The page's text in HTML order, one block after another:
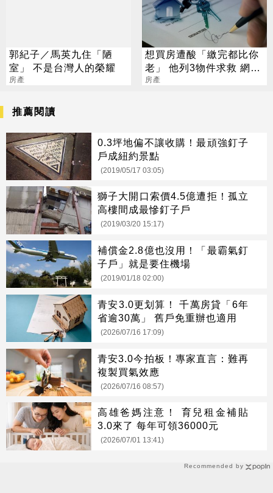
郭紀子／馬英九住「陋
室」 不是台灣人的榮耀
房產
想買房遭酸「繳完都比你
老」 他列3物件求救 網嚇
退：全是坑
房產
Recommended by
推薦閱讀
0.3坪地偏不讓收購！最頑強釘子
戶成紐約景點
(2019/05/17 03:05)
獅子大開口索價4.5億遭拒！孤立
高樓間成最慘釘子戶
(2019/03/20 15:17)
補償金2.8億也沒用！「最霸氣釘
子戶」就是要住機場
(2019/01/18 02:00)
青安3.0更划算！ 千萬房貸「6年
省逾30萬」 舊戶免重辦也適用
(2026/07/16 17:09)
青安3.0今拍板！專家直言：難再
複製買氣效應
(2026/07/16 08:57)
高雄爸媽注意！ 育兒租金補貼
3.0來了 每年可領36000元
(2026/07/01 13:41)